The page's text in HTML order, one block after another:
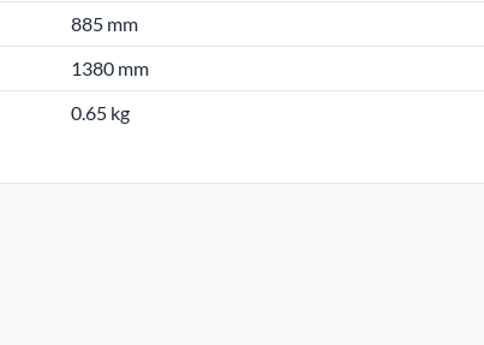
885 mm
1380 mm
0.65 kg